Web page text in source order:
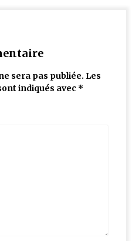
sera pas publiée. Les
indiqués avec *